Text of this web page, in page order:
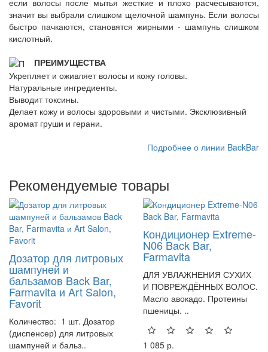
значит вы выбрали слишком щелочной шампунь. Если волосы
быстро пачкаются, становятся жирными - шампунь слишком
кислотный.
ПРЕИМУЩЕСТВА
Укрепляет и оживляет волосы и кожу головы.
Натуральные ингредиенты.
Выводит токсины.
Делает кожу и волосы здоровыми и чистыми. Эксклюзивный
аромат груши и герани.
Подробнее о линии BackBar
Рекомендуемые товары
Дозатор для литровых
шампуней и
бальзамов Back Bar,
Farmavita и Art Salon,
Favorit
Количество: 1 шт. Дозатор
(диспенсер) для литровых
шампуней и бальз..
Кондиционер Extreme-
N06 Back Bar,
Farmavita
ДЛЯ УВЛАЖНЕНИЯ СУХИХ
И ПОВРЕЖДЁННЫХ ВОЛОС.
Масло авокадо. Протеины
пшеницы. ..
1 085 р.